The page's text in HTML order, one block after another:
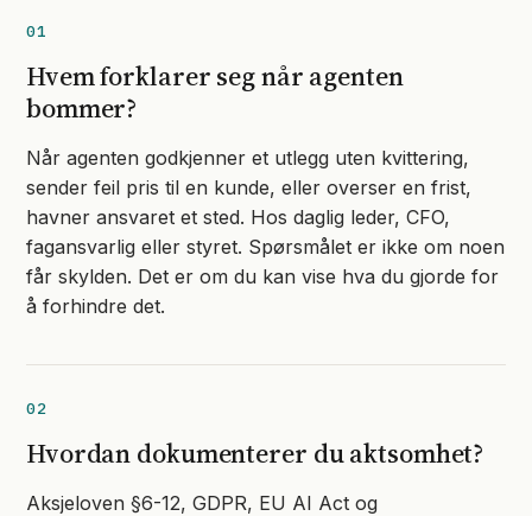
01
Hvem forklarer seg når agenten
bommer?
Når agenten godkjenner et utlegg uten kvittering,
sender feil pris til en kunde, eller overser en frist,
havner ansvaret et sted. Hos daglig leder, CFO,
fagansvarlig eller styret. Spørsmålet er ikke om noen
får skylden. Det er om du kan vise hva du gjorde for
å forhindre det.
02
Hvordan dokumenterer du aktsomhet?
Aksjeloven §6-12, GDPR, EU AI Act og